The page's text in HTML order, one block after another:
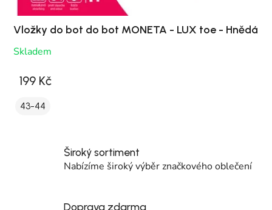
Vložky do bot do bot MONETA - LUX toe - Hnědá
Skladem
199 Kč
43-44
Široký sortiment
Nabízíme široký výběr značkového oblečení
Doprava zdarma